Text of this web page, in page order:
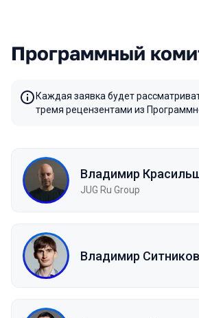
Программный
Каждая заявка будет
тремя рецензентами из
Владимир
JUG Ru Group
Владимир Ситников